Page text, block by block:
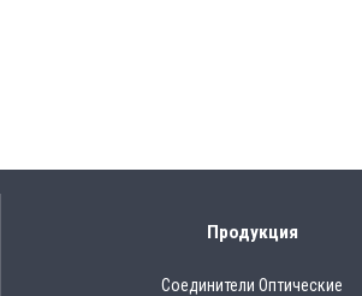
Продукция
Соединители Оптические